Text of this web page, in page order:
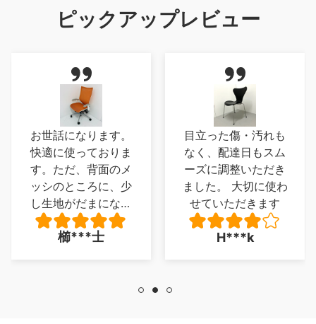
ピックアップレビュー
お世話になります。
快適に使っておりま
す。ただ、背面のメ
ッシのところに、少
し生地がだまになっ
ているところがあ
り、少し残念でした
櫛***士
目立った傷・汚れも
なく、配達日もスム
ーズに調整いただき
ました。 大切に使わ
せていただきます
H***k